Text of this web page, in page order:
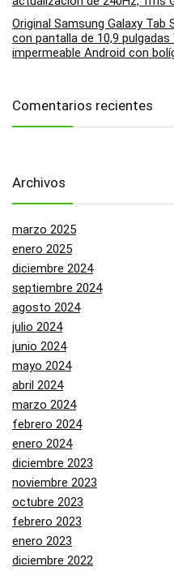
Original Samsung Galaxy Tab
con pantalla de 10,9
impermeable Android con
Comentarios recientes
Archivos
marzo 2025
enero 2025
diciembre 2024
septiembre 2024
agosto 2024
julio 2024
junio 2024
mayo 2024
abril 2024
marzo 2024
febrero 2024
enero 2024
diciembre 2023
noviembre 2023
octubre 2023
febrero 2023
enero 2023
diciembre 2022